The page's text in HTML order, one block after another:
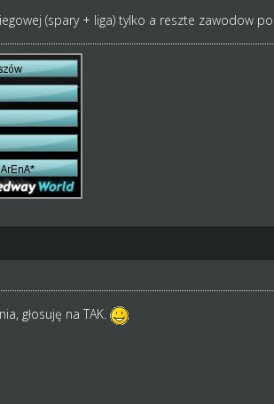
(spary + liga) tylko a reszte zawodow
głosuję na TAK.